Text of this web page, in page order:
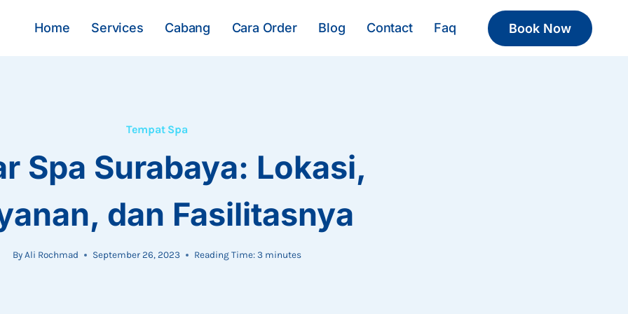
Home Services Cabang Cara Order Blog Contact Faq Book Now
Tempat Spa
Spa Surabaya: Lokasi,
dan Fasilitasnya
By Ali Rochmad September 26, 2023 Reading Time: 3 minutes